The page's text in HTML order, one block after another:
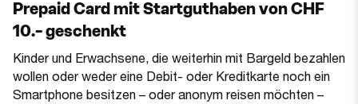
Prepaid Card mit Startguthaben von CHF
10.– geschenkt
Kinder und Erwachsene, die weiterhin mit Bargeld bezahlen
wollen oder weder eine Debit- oder Kreditkarte noch ein
Smartphone besitzen – oder anonym reisen möchten –